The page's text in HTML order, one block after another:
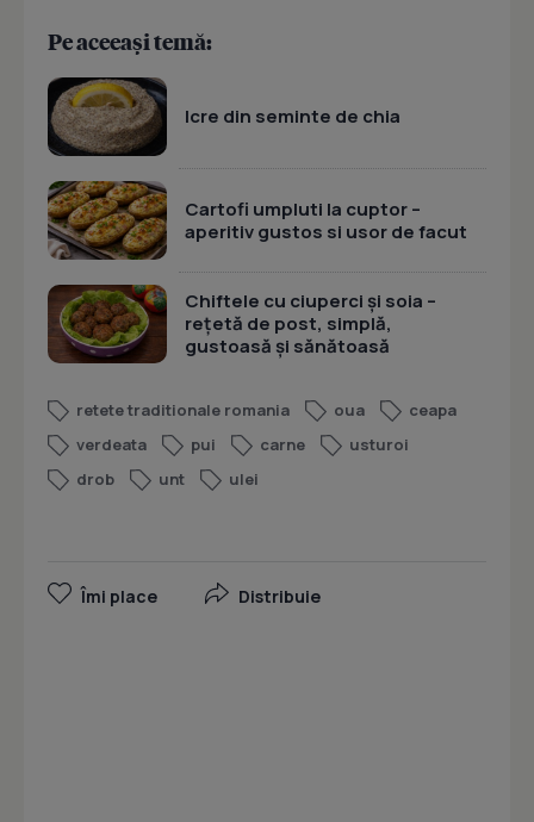
Pe aceeași temă:
Icre din seminte de chia
Cartofi umpluti la cuptor –
aperitiv gustos si usor de facut
Chiftele cu ciuperci și soia –
rețetă de post, simplă,
gustoasă și sănătoasă
retete traditionale romania oua
ceapa
verdeata
pui carne
usturoi
drob
unt ulei
Îmi place Distribuie